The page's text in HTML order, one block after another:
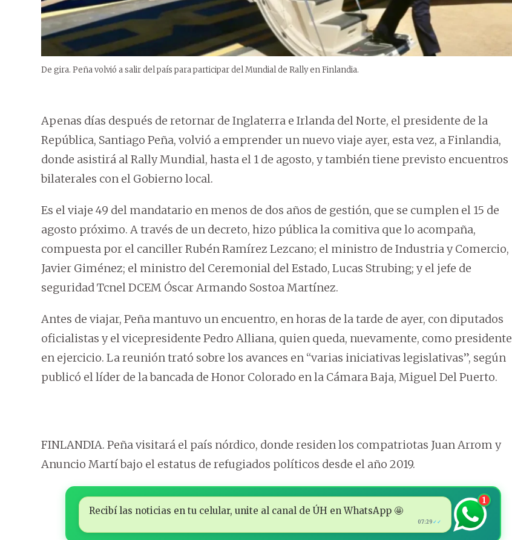
De gira. Peña volvió a salir del país para participar del Mundial de Rally en Finlandia.
Apenas días después de retornar de Inglaterra e Irlanda del Norte, el presidente de la
República, Santiago Peña, volvió a emprender un nuevo viaje ayer, esta vez, a Finlandia,
donde asistirá al Rally Mundial, hasta el 1 de agosto, y también tiene previsto encuentros
bilaterales con el Gobierno local.
Es el viaje 49 del mandatario en menos de dos años de gestión, que se cumplen el 15 de
agosto próximo. A través de un decreto, hizo pública la comitiva que lo acompaña,
compuesta por el canciller Rubén Ramírez Lezcano; el ministro de Industria y Comercio,
Javier Giménez; el ministro del Ceremonial del Estado, Lucas Strubing; y el jefe de
seguridad Tcnel DCEM Óscar Armando Sostoa Martínez.
Antes de viajar, Peña mantuvo un encuentro, en horas de la tarde de ayer, con diputados
oficialistas y el vicepresidente Pedro Alliana, quien queda, nuevamente, como presidente
en ejercicio. La reunión trató sobre los avances en “varias iniciativas legislativas”, según
publicó el líder de la bancada de Honor Colorado en la Cámara Baja, Miguel Del Puerto.
FINLANDIA. Peña visitará el país nórdico, donde residen los compatriotas Juan Arrom y
Anuncio Martí bajo el estatus de refugiados políticos desde el año 2019.
Recibí las noticias en tu celular, unite al canal de ÚH en WhatsApp 🤩
07:29 ✓✓
1